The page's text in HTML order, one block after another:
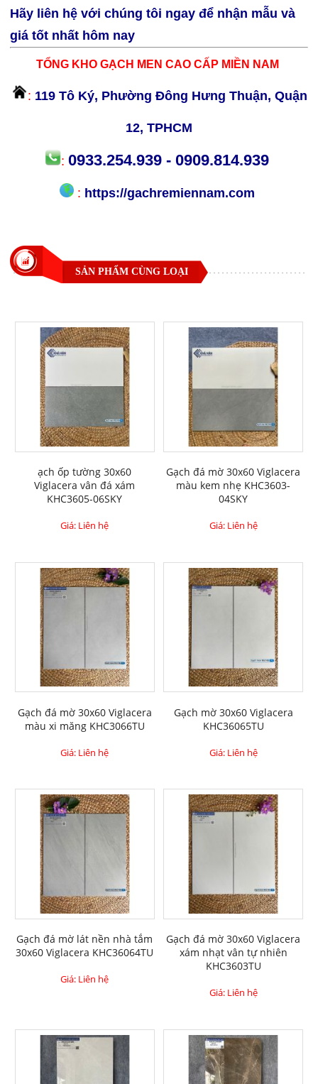
Hãy liên hệ với chúng tôi ngay để nhận mẫu và
giá tốt nhất hôm nay
TỔNG KHO GẠCH MEN CAO CẤP MIỀN NAM
: 119 Tô Ký, Phường Đông Hưng Thuận, Quận
12, TPHCM
: 0933.254.939 - 0909.814.939
: https://gachremiennam.com
SẢN PHẨM CÙNG LOẠI
ạch ốp tường 30x60
Viglacera vân đá xám
KHC3605-06SKY
Giá: Liên hệ
Gạch đá mờ 30x60 Viglacera
màu kem nhẹ KHC3603-
04SKY
Giá: Liên hệ
Gạch đá mờ 30x60 Viglacera
màu xi măng KHC3066TU
Giá: Liên hệ
Gạch mờ 30x60 Viglacera
KHC36065TU
Giá: Liên hệ
Gạch đá mờ lát nền nhà tắm
30x60 Viglacera KHC36064TU
Giá: Liên hệ
Gạch đá mờ 30x60 Viglacera
xám nhạt vân tự nhiên
KHC3603TU
Giá: Liên hệ